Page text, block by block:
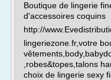
Boutique de lingerie
d'accessoires coquins
http://
lingeriezone.fr,votre
,robes&topes,talons
choix de lingerie sexy